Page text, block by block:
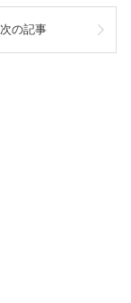
次の記事